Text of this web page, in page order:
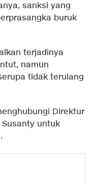
sanksi yang
buruk
terjadinya
namun
tidak terulang
Direktur
Susanty untuk